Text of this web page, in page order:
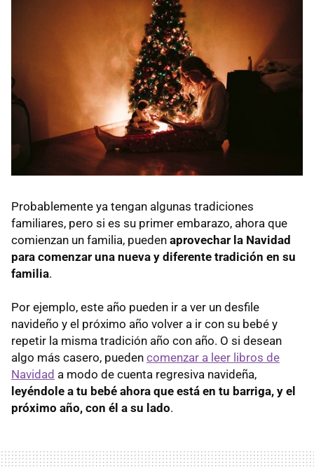
Probablemente ya tengan algunas tradiciones
familiares, pero si es su primer embarazo, ahora que
comienzan un familia, pueden aprovechar la Navidad
para comenzar una nueva y diferente tradición en su
familia.
Por ejemplo, este año pueden ir a ver un desfile
navideño y el próximo año volver a ir con su bebé y
repetir la misma tradición año con año. O si desean
algo más casero, pueden comenzar a leer libros de
Navidad a modo de cuenta regresiva navideña,
leyéndole a tu bebé ahora que está en tu barriga, y el
próximo año, con él a su lado.